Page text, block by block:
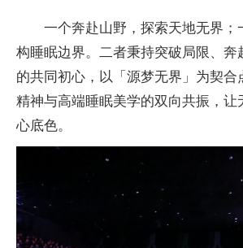
一个奔赴山野，探索天地无界；
构睡眠边界。二者秉持突破局限、奔
的共同初心，以「源梦无界」为契合
精神与高端睡眠美学的双向共振，让
心底色。